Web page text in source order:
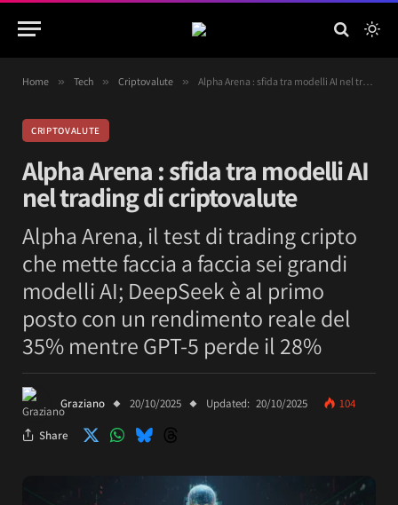
Home » Tech » Criptovalute » Alpha Arena : sfida tra modelli AI nel trading di criptovalute
CRIPTOVALUTE
Alpha Arena : sfida tra modelli AI
nel trading di criptovalute
Alpha Arena, il test di trading cripto
che mette faccia a faccia sei grandi
modelli AI; DeepSeek è al primo
posto con un rendimento reale del
35% mentre GPT-5 perde il 28%
Graziano 20/10/2025 Updated: 20/10/2025 104
Share